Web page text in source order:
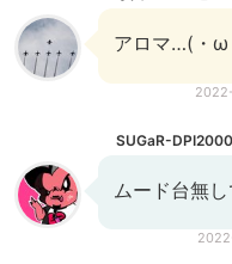
アロマ…(・ω
SUGaR-
ムード台無